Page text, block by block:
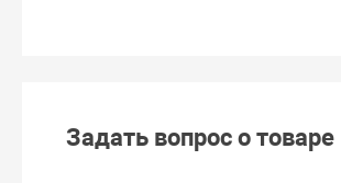
Задать вопрос о товаре